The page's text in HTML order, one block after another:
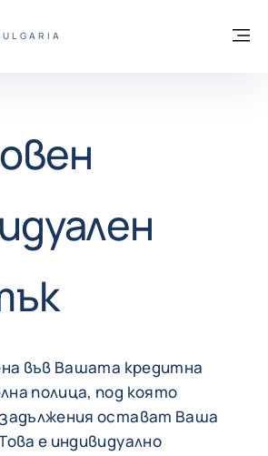
FOR TRADE - GROUP WEBSITE
страница
във Вашата кредитна
полица, под която
остават Ваша
е индивидуално